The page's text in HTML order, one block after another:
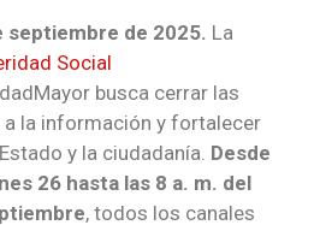
septiembre de 2025. La
Social
busca cerrar las
a la información y fortalecer
y la ciudadanía. Desde
26 hasta las 8 a. m. del
, todos los canales